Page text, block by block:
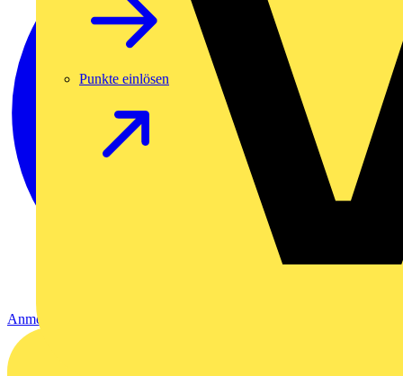
Punkte einlösen
Anmelden